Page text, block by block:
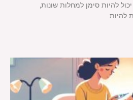
להיות סימן למחלות שונות,
להיות